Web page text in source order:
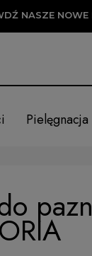
NASZE NOWE
Pielęgnacja